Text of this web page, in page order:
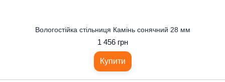
Вологостійка стільниця Камінь сонячний 28 мм
1 456 грн
Купити